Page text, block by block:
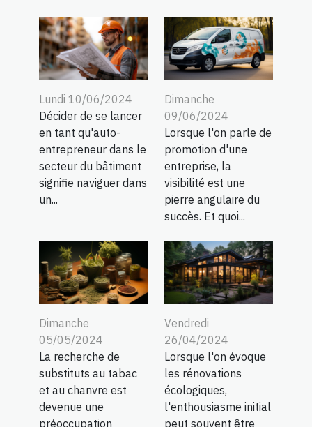
Lundi 10/06/2024
Décider de se lancer
en tant qu'auto-
entrepreneur dans le
secteur du bâtiment
signifie naviguer dans
un...
Dimanche
09/06/2024
Lorsque l'on parle de
promotion d'une
entreprise, la
visibilité est une
pierre angulaire du
succès. Et quoi...
Dimanche
05/05/2024
La recherche de
substituts au tabac
et au chanvre est
devenue une
préoccupation
Vendredi
26/04/2024
Lorsque l'on évoque
les rénovations
écologiques,
l'enthousiasme initial
peut souvent être